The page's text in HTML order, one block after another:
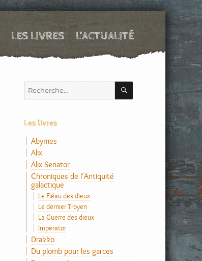
LES LIVRES L’ACTUALITÉ
Recherche
pour :
RECHERCHE
Les livres
Abymes
Alix
Alix Senator
Chroniques de l’Antiquité
galactique
Le Fléau des dieux
Le dernier Troyen
La Guerre des dieux
Imperator
Drakko
Du plomb pour les garces